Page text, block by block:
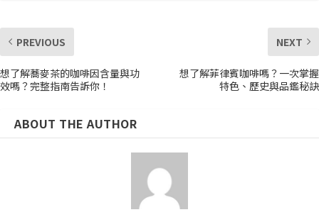
PREVIOUS
想了解蕎麥茶的咖啡因含量與功
效嗎？完整指南告訴你！
NEXT
想了解菲律賓咖啡嗎？一次掌握
特色、歷史與品鑑秘訣
ABOUT THE AUTHOR